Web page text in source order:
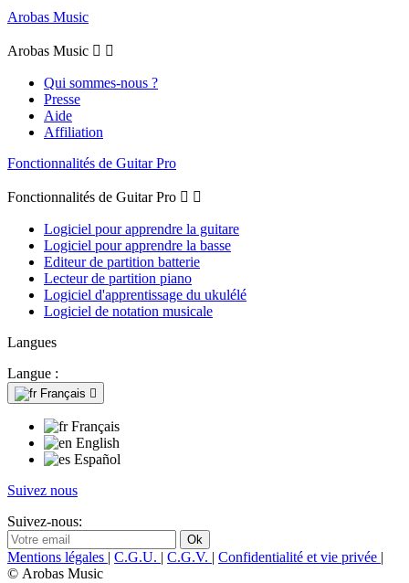
Arobas Music
Arobas Music  
Qui sommes-nous ?
Presse
Aide
Affiliation
Fonctionnalités de Guitar Pro
Fonctionnalités de Guitar Pro  
Logiciel pour apprendre la guitare
Logiciel pour apprendre la basse
Editeur de partition batterie
Lecteur de partition piano
Logiciel d'apprentissage du ukulélé
Logiciel de notation musicale
Langues
Langue :
Français 
Français
English
Español
Suivez nous
Suivez-nous:
Mentions légales | C.G.U. | C.G.V. | Confidentialité et vie privée |
© Arobas Music